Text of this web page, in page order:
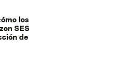
los
SES
de